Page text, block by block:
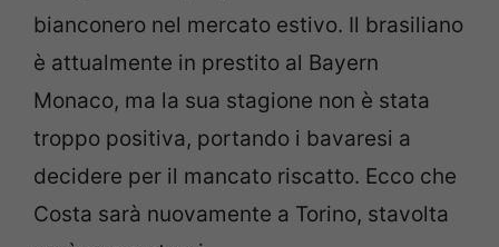
bianconero nel mercato estivo. Il brasiliano
è attualmente in prestito al Bayern
Monaco, ma la sua stagione non è stata
troppo positiva, portando i bavaresi a
decidere per il mancato riscatto. Ecco che
Costa sarà nuovamente a Torino, stavolta